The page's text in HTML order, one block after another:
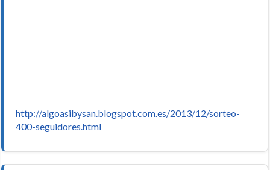
http://algoasibysan.blogspot.com.es/2013/12/sorteo-
400-seguidores.html